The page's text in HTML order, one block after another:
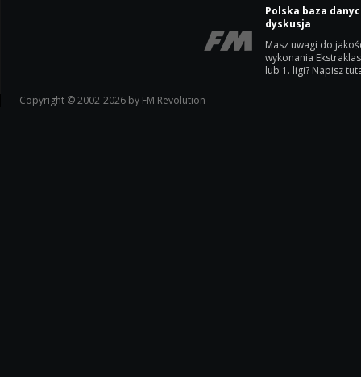
Polska baza
dyskusja
Masz uwagi do
wykonania
lub 1. ligi? Napisz
Copyright © 2002-2026 by FM Revolution